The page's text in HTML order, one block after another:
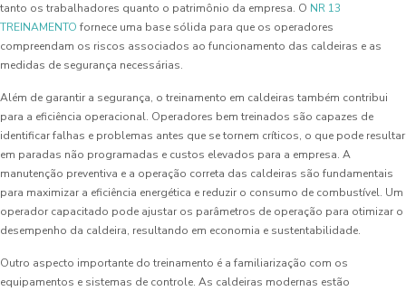
tanto os trabalhadores quanto o patrimônio da empresa. O NR 13
TREINAMENTO fornece uma base sólida para que os operadores
compreendam os riscos associados ao funcionamento das caldeiras e as
medidas de segurança necessárias.
Além de garantir a segurança, o treinamento em caldeiras também contribui
para a eficiência operacional. Operadores bem treinados são capazes de
identificar falhas e problemas antes que se tornem críticos, o que pode resultar
em paradas não programadas e custos elevados para a empresa. A
manutenção preventiva e a operação correta das caldeiras são fundamentais
para maximizar a eficiência energética e reduzir o consumo de combustível. Um
operador capacitado pode ajustar os parâmetros de operação para otimizar o
desempenho da caldeira, resultando em economia e sustentabilidade.
Outro aspecto importante do treinamento é a familiarização com os
equipamentos e sistemas de controle. As caldeiras modernas estão